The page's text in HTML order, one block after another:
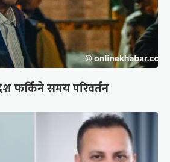
फर्किने समय परिवर्तन